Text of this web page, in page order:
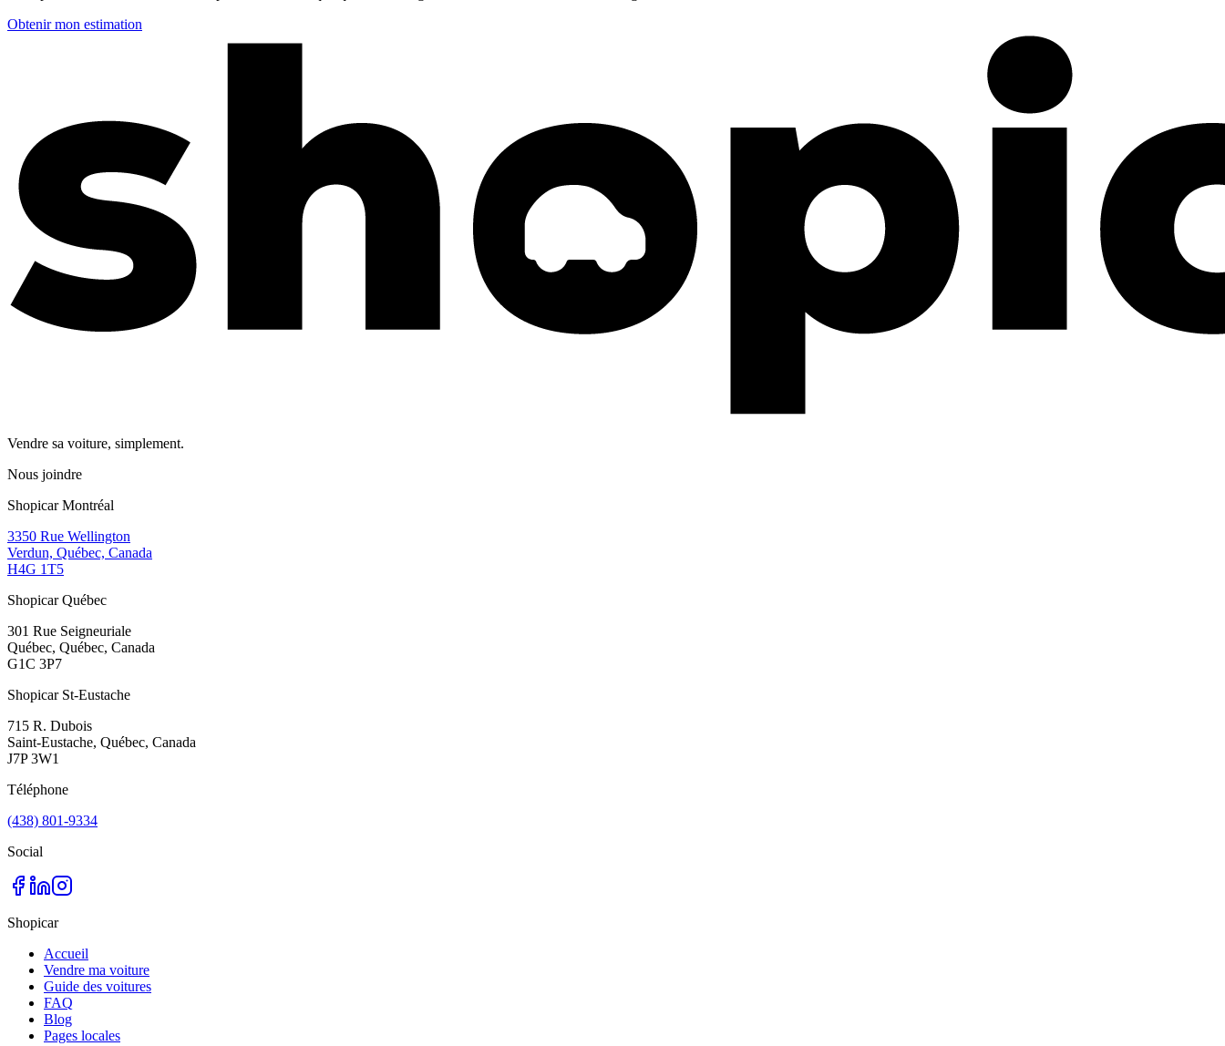
Obtenir mon estimation
Vendre sa voiture, simplement.
Nous joindre
Shopicar Montréal
3350 Rue Wellington
Verdun, Québec, Canada
H4G 1T5
Shopicar Québec
301 Rue Seigneuriale
Québec, Québec, Canada
G1C 3P7
Shopicar St-Eustache
715 R. Dubois
Saint-Eustache, Québec, Canada
J7P 3W1
Téléphone
(438) 801-9334
Social
Shopicar
Accueil
Vendre ma voiture
Guide des voitures
FAQ
Blog
Pages locales